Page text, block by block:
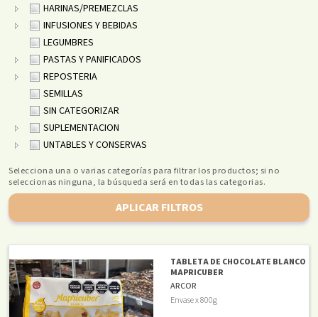
HARINAS/PREMEZCLAS
INFUSIONES Y BEBIDAS
LEGUMBRES
PASTAS Y PANIFICADOS
REPOSTERIA
SEMILLAS
SIN CATEGORIZAR
SUPLEMENTACION
UNTABLES Y CONSERVAS
Selecciona una o varias categorías para filtrar los productos; si no
seleccionas ninguna, la búsqueda será en todas las categorias.
APLICAR FILTROS
TABLETA DE CHOCOLATE BLANCO
MAPRICUBER
ARCOR
Envase x 800g